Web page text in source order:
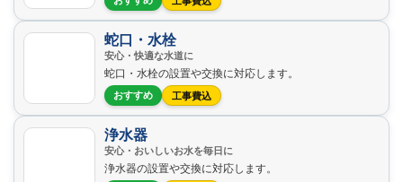
蛇口・水栓
安心・快適な水道に
蛇口・水栓の設置や交換に対応します。
おすすめ 工事費込
浄水器
安心・おいしいお水を毎日に
浄水器の設置や交換に対応します。